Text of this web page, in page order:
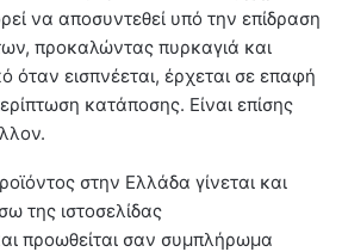
να αποσυντεθεί υπό την επίδραση
προκαλώντας πυρκαγιά και
όταν εισπνέεται, έρχεται σε επαφή
κατάποσης. Είναι επίσης
στην Ελλάδα γίνεται και
της ιστοσελίδας
προωθείται σαν συμπλήρωμα